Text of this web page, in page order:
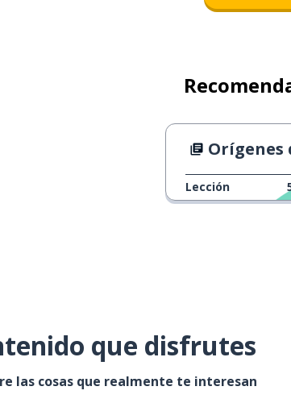
Orígenes
Lección
que disfrutes
las cosas que realmente te interesan